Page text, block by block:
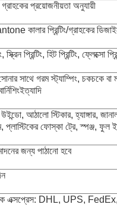
প্রয়োজনীয়তা অনুযায়ী
কালার প্রিন্টিং/গ্রাহকের
প্রিন্টিং, হিট প্রিন্টিং, ফ্লেক্সো
সাথে গরম স্ট্যাম্পিং, চকচকে
ইত্যাদি
উইন্ডো, আঠালো স্টিকার, হ্যাঙ্গার,
প্লাস্টিকের ফোস্কা ট্রে, স্পঞ্জ, ফুল
জন্য পাঠানো হবে
এক্সপ্রেস: DHL, UPS,